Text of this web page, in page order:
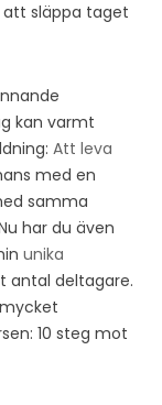
att släppa taget
kan varmt
Att leva
med en
samma
har du även
unika
antal deltagare.
10 steg mot